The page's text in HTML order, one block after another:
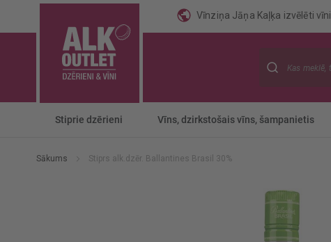
Vīnziņa Jāņa Kaļķa izvēlēti vīni
Stiprie dzērieni Vīns, dzirkstošais vīns, šampanietis
Sākums Stiprs alk.dzēr. Ballantines Brasil 30%